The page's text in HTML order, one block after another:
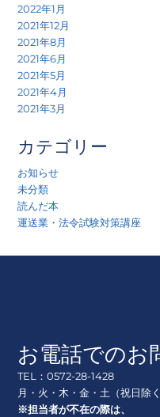
2022年1月
2021年12月
2021年8月
2021年6月
2021年5月
2021年4月
2021年3月
カテゴリー
お知らせ
未分類
読んだ本
運送業・法令試験対策講座
お電話でのお
TEL：0572-28-1428
月・火・木・金・土（祝日除
※担当者が不在の際は、